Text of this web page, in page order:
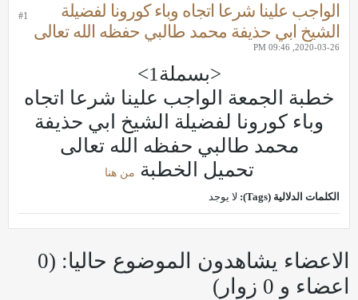
#1
الواجب علينا شرعا اتجاه وباء كورونا لفضيلة
الشيخ ابي حذيفة محمد طالبي حفظه الله تعالى
2020-03-26, 09:46 PM
<بسملة1>
خطبة الجمعة الواجب علينا شرعا اتجاه
وباء كورونا لفضيلة الشيخ ابي حذيفة
محمد طالبي حفظه الله تعالى
تحميل الخطبة من هنا
الكلمات الدلالية (Tags):
لا يوجد
الاعضاء يشاهدون الموضوع حاليا: (0
اعضاء و 0 زوار)